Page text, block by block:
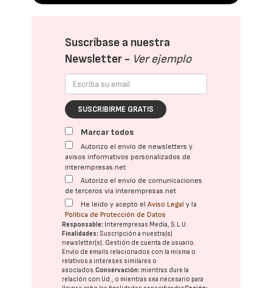
Suscríbase a nuestra
Newsletter - Ver ejemplo
SUSCRIBIRME GRATIS
Marcar todos
Autorizo el envío de newsletters y
avisos informativos personalizados de
interempresas.net
Autorizo el envío de comunicaciones
de terceros vía interempresas.net
He leído y acepto elAviso Legal y la
Política de Protección de Datos
Responsable: Interempresas Media, S.L.U.
Finalidades: Suscripción a nuestra(s)
newsletter(s). Gestión de cuenta de usuario.
Envío de emails relacionados con la misma o
relativos a intereses similares o
asociados.Conservación: mientras dure la
relación con Ud., o mientras sea necesario para